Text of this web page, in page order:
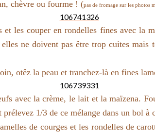
chèvre ou fourme ! (pas de fromage sur les photos
et les couper en rondelles fines avec la
ne doivent pas être trop cuites mais
otêz la peau et tranchez-là en fines
avec la crème, le lait et la maïzena.
prélevez 1/3 de ce mélange dans un bol à
de courges et les rondelles de